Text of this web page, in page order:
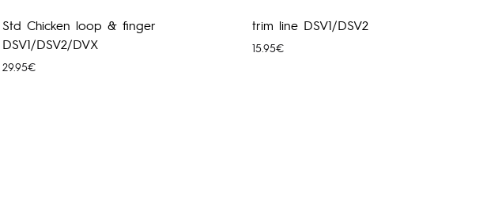
Std Chicken loop & finger
DSV1/DSV2/DVX
29.95€
trim line DSV1/DSV2
15.95€